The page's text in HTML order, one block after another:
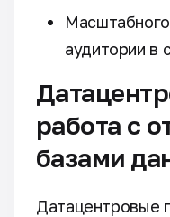
аудитории в
работа с
базами
Датацентровые